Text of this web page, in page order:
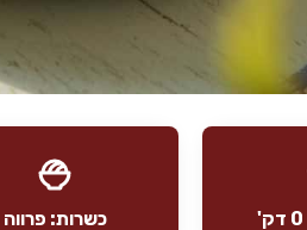
כשרות: פרווה